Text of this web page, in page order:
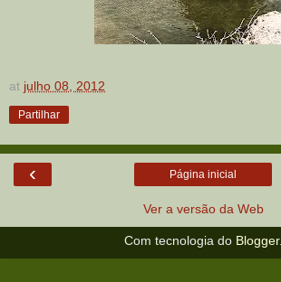
at julho 08, 2012
Partilhar
‹ Página inicial
Ver a versão da Web
Com tecnologia do Blogger.